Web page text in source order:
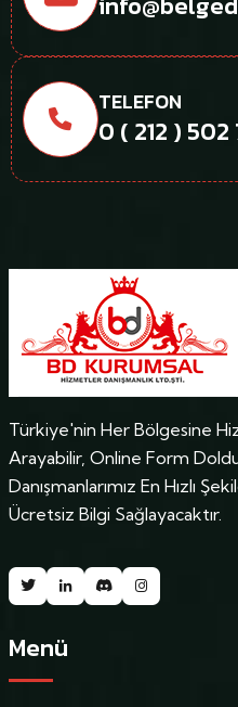
TELEFON
0 ( 212 ) 502
Türkiye'nin Her Bölgesine
Arayabilir, Online Form
Danışmanlarımız En Hızlı
Ücretsiz Bilgi Sağlayacaktır.
Menü